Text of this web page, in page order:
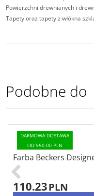
Powierzchni drewnianych i
Tapety oraz tapety z włókna
Podobne do
DARMOWA DOSTAWA
OD 950.00 PLN
Farba Beckers
110.23PLN